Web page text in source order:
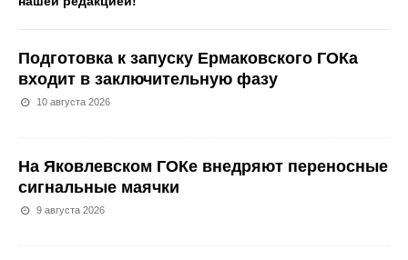
Подготовка к запуску Ермаковского ГОКа
входит в заключительную фазу
10 августа 2026
На Яковлевском ГОКе внедряют переносные
сигнальные маячки
9 августа 2026